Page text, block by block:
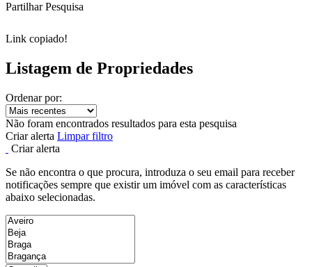
Partilhar Pesquisa
Link copiado!
Listagem de Propriedades
Ordenar por:
Não foram encontrados resultados para esta pesquisa
Criar alerta Limpar filtro
Criar alerta
Se não encontra o que procura, introduza o seu email para receber
notificações sempre que existir um imóvel com as características
abaixo selecionadas.